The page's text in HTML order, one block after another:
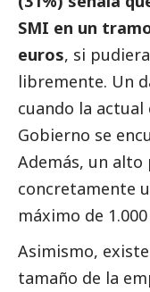
SMI en un
euros, si
libremente. Un
cuando la
Gobierno se
Además, un alto
concretamente
máximo de
Asimismo,
tamaño de la